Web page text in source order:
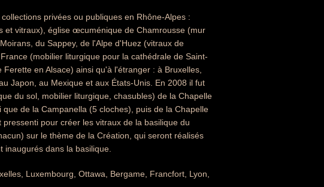
privées ou publiques en Rhône-Alpes :
et vitraux), église œcuménique de Chamrousse (mur
du Sappey, de l'Alpe d'Huez (vitraux de
(mobilier liturgique pour la cathédrale de Saint-
en Alsace) ainsi qu'à l'étranger : à Bruxelles,
Japon, au Mexique et aux États-Unis. En 2008 il fut
du sol, mobilier liturgique, chasubles) de la Chapelle
de la Campanella (5 cloches), puis de la Chapelle
pour créer les vitraux de la basilique du
sur le thème de la Création, qui seront réalisés
dans la basilique.
Luxembourg, Ottawa, Bergame, Francfort, Lyon,